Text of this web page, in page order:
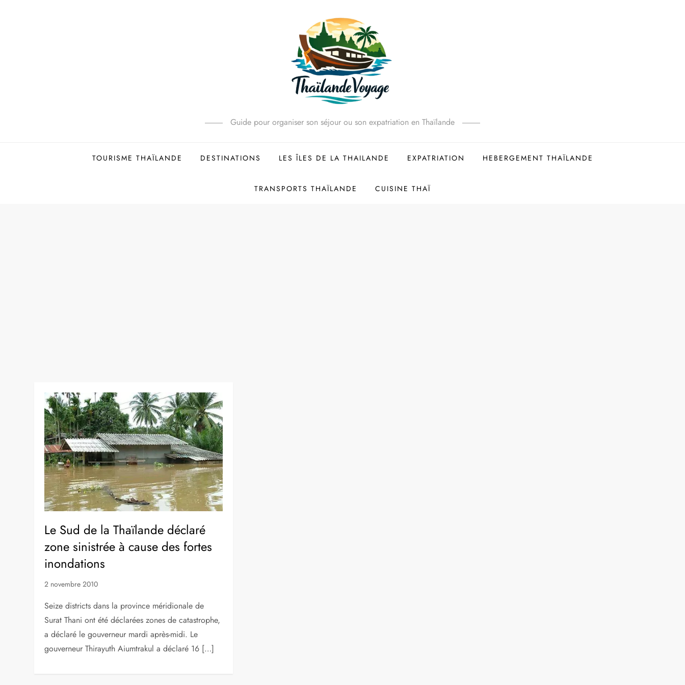
Guide pour organiser son séjour ou son expatriation en Thaïlande
TOURISME THAÏLANDE DESTINATIONS LES ÎLES DE LA THAILANDE EXPATRIATION HEBERGEMENT THAÏLANDE
TRANSPORTS THAÏLANDE CUISINE THAÏ
Le Sud de la Thaïlande déclaré
zone sinistrée à cause des fortes
inondations
2 novembre 2010
Seize districts dans la province méridionale de
Surat Thani ont été déclarées zones de catastrophe,
a déclaré le gouverneur mardi après-midi. Le
gouverneur Thirayuth Aiumtrakul a déclaré 16 […]